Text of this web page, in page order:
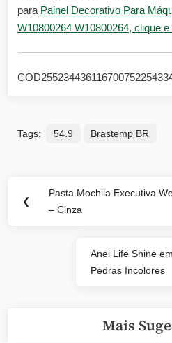
para Painel Decorativo Para
W10800264 W10800264, clique
Tags: 54.9 Brastemp BR
Navegação
de
❮
Previous
Post:
Pasta Mochila Executiva
– Cinza
Next
Post:
Anel Life Shine
Pedras Incolores
Mais